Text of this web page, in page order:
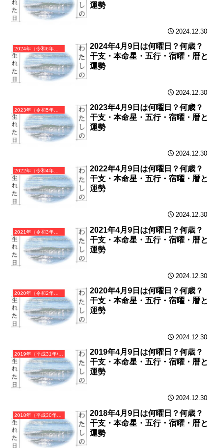
運勢
2024.12.30
2024年（令和6年）甲辰（きのえたつ）・辰年（たつ年）カレンダー（月曜はじまり）
2024年4月9日は何曜日？何歳？
干支・本命星・五行・宿曜・暦と
運勢
2024.12.30
2023年（令和5年）癸卯（みずのとう）・卯年（うさぎ年）カレンダー（月曜はじまり）
2023年4月9日は何曜日？何歳？
干支・本命星・五行・宿曜・暦と
運勢
2024.12.30
2022年（令和4年）壬寅（みずのえとら）・寅年（とら年）カレンダー（月曜はじまり）
2022年4月9日は何曜日？何歳？
干支・本命星・五行・宿曜・暦と
運勢
2024.12.30
2021年（令和3年）辛丑（かのとうし）・丑年（うし年）カレンダー（月曜はじまり）
2021年4月9日は何曜日？何歳？
干支・本命星・五行・宿曜・暦と
運勢
2024.12.30
2020年（令和2年）庚子（かのえね）・子年（ねずみ年）カレンダー（月曜はじまり）
2020年4月9日は何曜日？何歳？
干支・本命星・五行・宿曜・暦と
運勢
2024.12.30
2019年（平成31年/令和元年）己亥（つちのとい）・亥年（いのしし年）カレンダー（月曜はじまり）
2019年4月9日は何曜日？何歳？
干支・本命星・五行・宿曜・暦と
運勢
2024.12.30
2018年（平成30年）戊戌（つちのえいぬ）・戌年（いぬ年）カレンダー（月曜はじまり）
2018年4月9日は何曜日？何歳？
干支・本命星・五行・宿曜・暦と
運勢